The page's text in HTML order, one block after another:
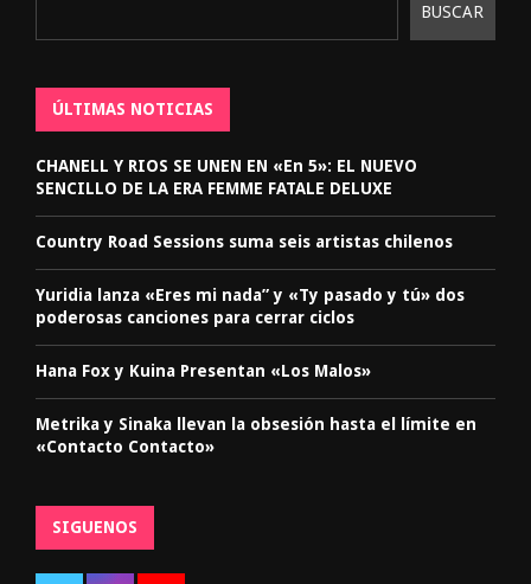
BUSCAR
ÚLTIMAS NOTICIAS
CHANELL Y RIOS SE UNEN EN «En 5»: EL NUEVO
SENCILLO DE LA ERA FEMME FATALE DELUXE
Country Road Sessions suma seis artistas chilenos
Yuridia lanza «Eres mi nada” y «Ty pasado y tú» dos
poderosas canciones para cerrar ciclos
Hana Fox y Kuina Presentan «Los Malos»
Metrika y Sinaka llevan la obsesión hasta el límite en
«Contacto Contacto»
SIGUENOS